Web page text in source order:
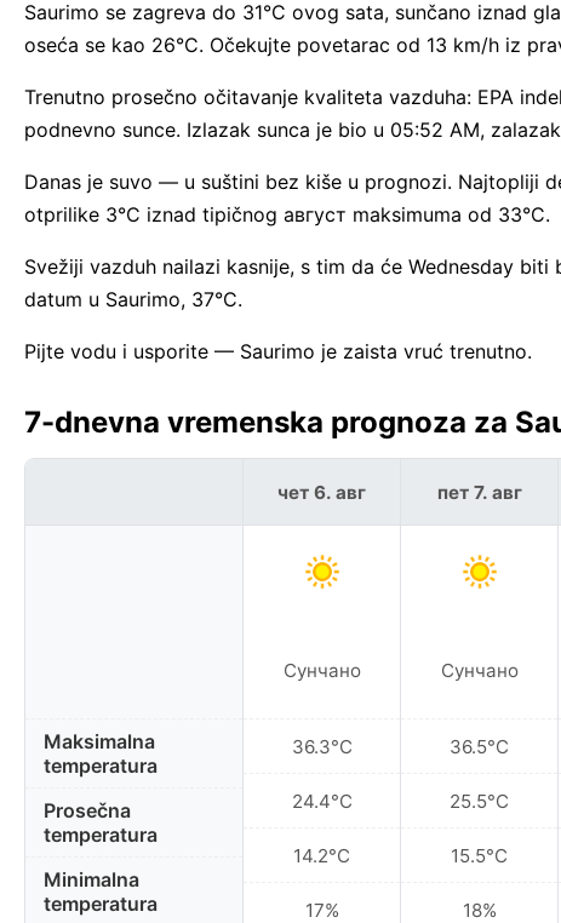
Saurimo se zagreva do 31°C ovog sata, sunčano iznad
oseća se kao 26°C. Očekujte povetarac od 13 km/h iz
Trenutno prosečno očitavanje kvaliteta vazduha: EPA
podnevno sunce. Izlazak sunca je bio u 05:52 AM,
Danas je suvo — u suštini bez kiše u prognozi. Najtopliji
otprilike 3°C iznad tipičnog август maksimuma od 33°C.
Svežiji vazduh nailazi kasnije, s tim da će Wednesday
datum u Saurimo, 37°C.
Pijte vodu i usporite — Saurimo je zaista vruć trenutno.
7-dnevna vremenska prognoza za
Maksimalna
temperatura
Prosečna
temperatura
Minimalna
temperatura
чет 6. авг
Сунчано
36.3°C
24.4°C
14.2°C
17%
пет 7. авг
Сунчано
36.5°C
25.5°C
15.5°C
18%